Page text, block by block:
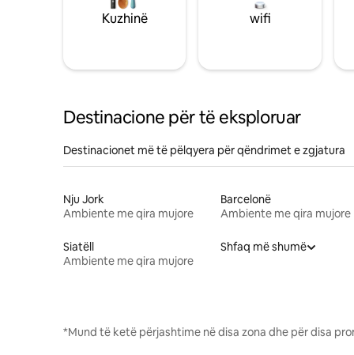
Kuzhinë wifi
Destinacione për të eksploruar
Destinacionet më të pëlqyera për qëndrimet e zgjatura
Nju Jork
Ambiente me qira mujore
Barcelonë
Ambiente me qira mujore
Siatëll
Ambiente me qira mujore
Shfaq më shumë
*Mund të ketë përjashtime në disa zona dhe për disa